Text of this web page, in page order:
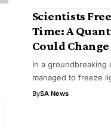
Scientists
Time: A
Could
In a groundbreaking
managed to freeze
BySA News